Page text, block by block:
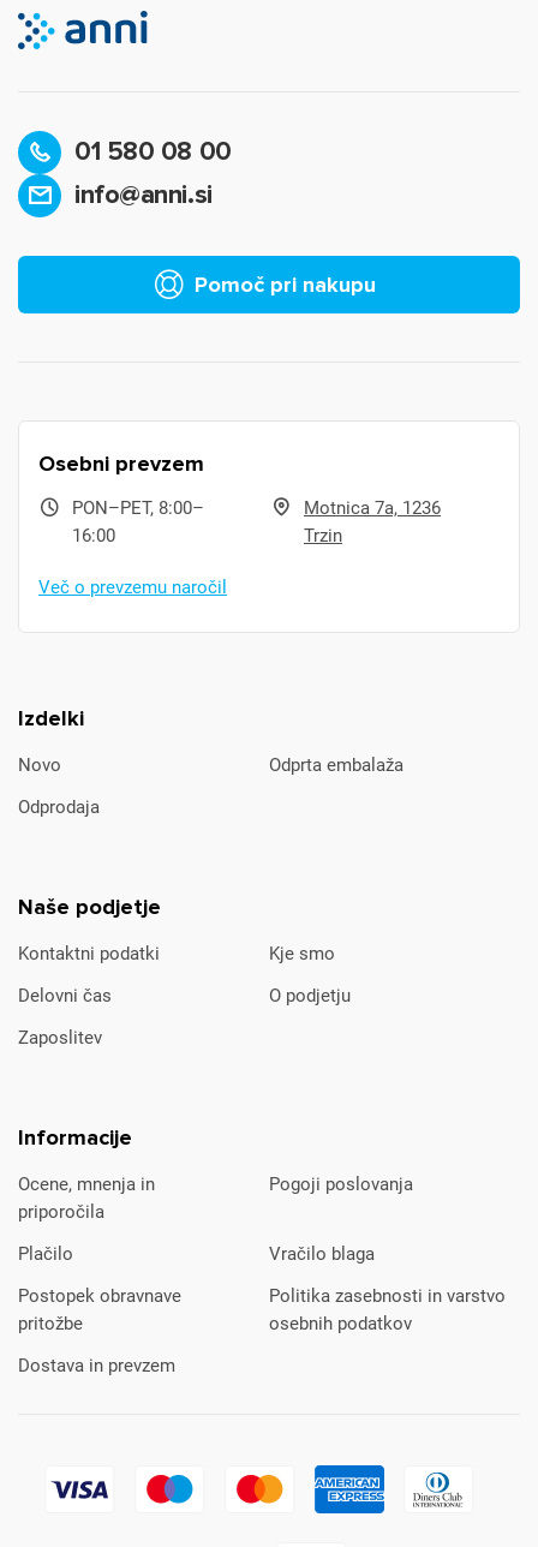
01 580 08 00
info@anni.si
Pomoč pri nakupu
Izdelki
Novo
Odprta embalaža
Odprodaja
Naše podjetje
Kontaktni podatki
Kje smo
Delovni čas
O podjetju
Zaposlitev
Informacije
Ocene, mnenja in
priporočila
Pogoji poslovanja
Plačilo
Vračilo blaga
Postopek obravnave
pritožbe
Politika zasebnosti in varstvo
osebnih podatkov
Dostava in prevzem
Osebni prevzem
PON–PET, 8:00–
16:00
Motnica 7a, 1236
Trzin
Več o prevzemu naročil
Prijava
Za dodajanje na seznam želja morate biti prijavljeni.